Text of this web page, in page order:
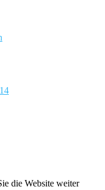
die Website weiter